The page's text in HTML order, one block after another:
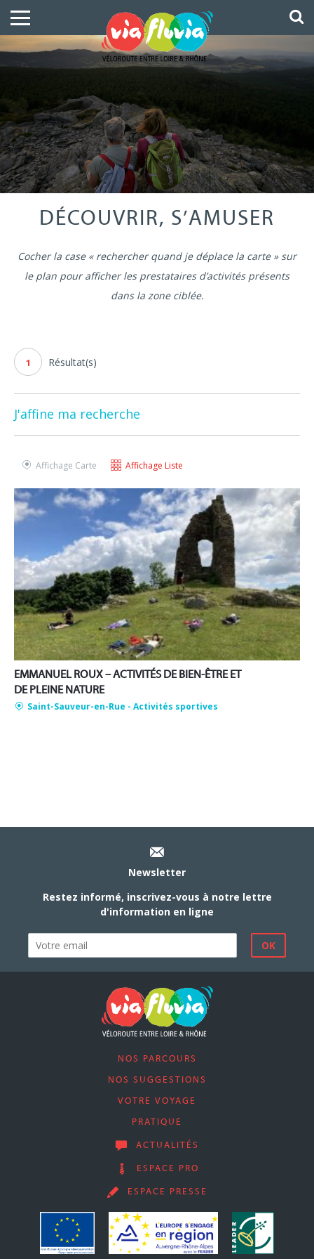
DÉCOUVRIR, S’AMUSER
Cocher la case « rechercher quand je déplace la carte » sur
le plan pour afficher les prestataires d’activités présents
dans la zone ciblée.
1 Résultat(s)
J'affine ma recherche
Affichage Carte Affichage Liste
EMMANUEL ROUX – ACTIVITÉS DE BIEN-ÊTRE ET
DE PLEINE NATURE
Saint-Sauveur-en-Rue - Activités sportives
Newsletter
Restez informé, inscrivez-vous à notre lettre
d'information en ligne
NOS PARCOURS
NOS SUGGESTIONS
VOTRE VOYAGE
PRATIQUE
ACTUALITÉS
ESPACE PRO
ESPACE PRESSE